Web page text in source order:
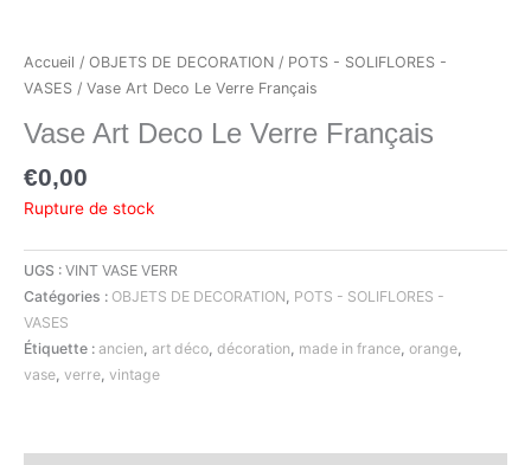
Accueil / OBJETS DE DECORATION / POTS - SOLIFLORES -
VASES / Vase Art Deco Le Verre Français
Vase Art Deco Le Verre Français
€0,00
Rupture de stock
UGS : VINT VASE VERR
Catégories : OBJETS DE DECORATION POTS - SOLIFLORES -
VASES
Étiquette : ancien art déco décoration made in france orange
vase verre vintage